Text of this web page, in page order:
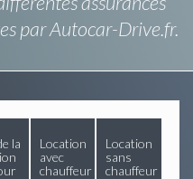
par Autocar-Drive.fr.
la
Location
avec
chauffeur
Location
sans
chauffeur